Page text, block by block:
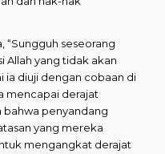
“Sungguh seseorang
Allah yang tidak akan
ia diuji dengan cobaan di
mencapai derajat
bahwa penyandang
yang mereka
mengangkat derajat